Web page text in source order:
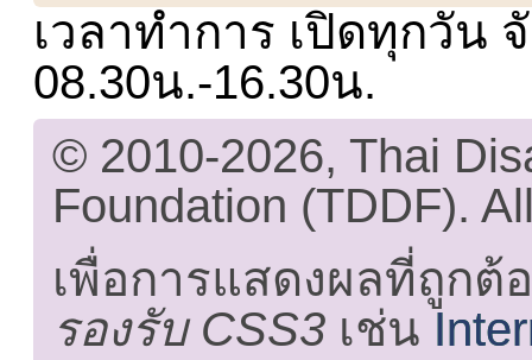
เวลาทำการ เปิดทุกวัน
08.30น.-16.30น.
© 2010-2026, Thai
Foundation (TDDF).
เพื่อการแสดงผลที่ถูกต้
รองรับ CSS3 เช่น